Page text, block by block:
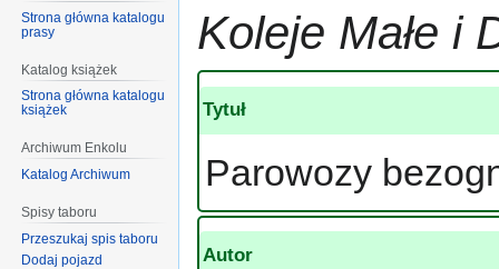
Koleje Małe i
Tytuł
Parowozy
Autor
Strona główna katalogu
prasy
Katalog książek
Strona główna katalogu
książek
Archiwum Enkolu
Katalog Archiwum
Spisy taboru
Przeszukaj spis taboru
Dodaj pojazd